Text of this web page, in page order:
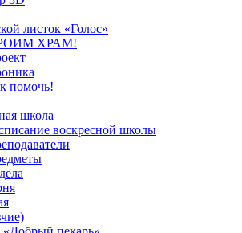
листок «Голос»
ХРАМ!
помочь!
школа
воскресной школы